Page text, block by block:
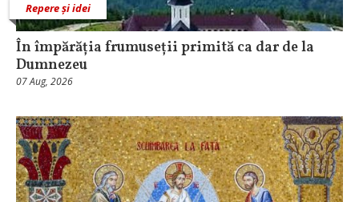
Repere și idei
În împărăția frumuseții primită ca dar de la
Dumnezeu
07 Aug, 2026